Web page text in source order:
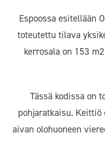
Espoossa esitellään
toteutettu tilava
kerrosala on 153
Tässä kodissa on
pohjaratkaisu.
aivan olohuoneen